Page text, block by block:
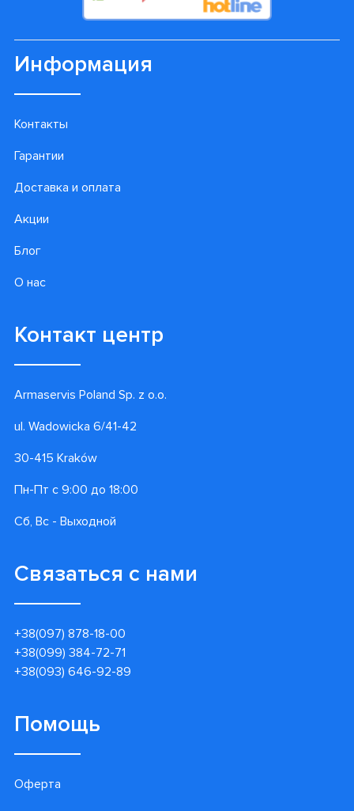
Информация
Контакты
Гарантии
Доставка и оплата
Акции
Блог
О нас
Контакт центр
Armaservis Poland Sp. z o.o.
ul. Wadowicka 6/41-42
30-415 Kraków
Пн-Пт с 9:00 до 18:00
Сб, Вс - Выходной
Связаться с нами
+38(097) 878-18-00
+38(099) 384-72-71
+38(093) 646-92-89
Помощь
Оферта